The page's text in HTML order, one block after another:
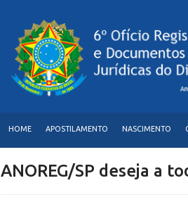
HOME APOSTILAMENTO NASCIMENTO
ANOREG/SP deseja a